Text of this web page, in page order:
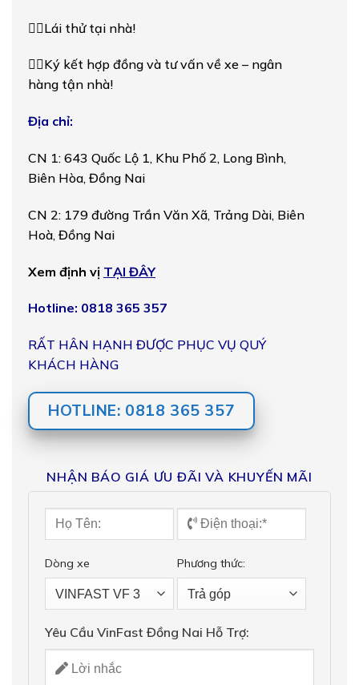
👉🏻Lái thử tại nhà!
👉🏻Ký kết hợp đồng và tư vấn về xe – ngân
hàng tận nhà!
Địa chỉ:
CN 1: 643 Quốc Lộ 1, Khu Phố 2, Long Bình,
Biên Hòa, Đồng Nai
CN 2: 179 đường Trần Văn Xã, Trảng Dài, Biên
Hoà, Đồng Nai
Xem định vị TẠI ĐÂY
Hotline: 0818 365 357
RẤT HÂN HẠNH ĐƯỢC PHỤC VỤ QUÝ
KHÁCH HÀNG
HOTLINE: 0818 365 357
NHẬN BÁO GIÁ ƯU ĐÃI VÀ KHUYẾN MÃI
Dòng xe Phương thức:
Yêu Cầu VinFast Đồng Nai Hỗ Trợ: